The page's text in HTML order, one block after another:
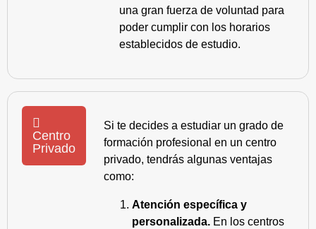
una gran fuerza de voluntad para
poder cumplir con los horarios
establecidos de estudio.
Centro
Privado
Si te decides a estudiar un grado de
formación profesional en un centro
privado, tendrás algunas ventajas
como:
Atención específica y
personalizada. En los centros